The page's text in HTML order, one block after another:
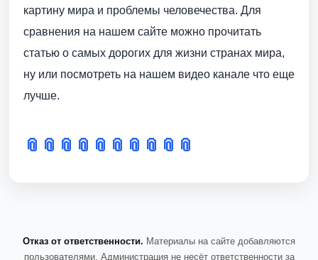
картину мира и проблемы человечества. Для
сравнения на нашем сайте можно прочитать
статью о самых дорогих для жизни странах мира,
ну или посмотреть на нашем видео канале что еще
лучше.
📎 📎 📎 📎 📎 📎 📎 📎 📎 📎
Отказ от ответственности. Материалы на сайте добавляются
пользователями. Администрация не несёт ответственности за